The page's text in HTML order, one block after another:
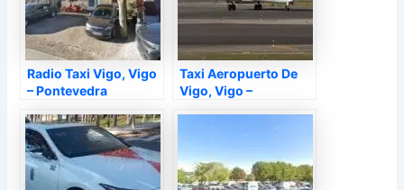
Radio Taxi Vigo, Vigo
– Pontevedra
Taxi Aeropuerto De
Vigo, Vigo –